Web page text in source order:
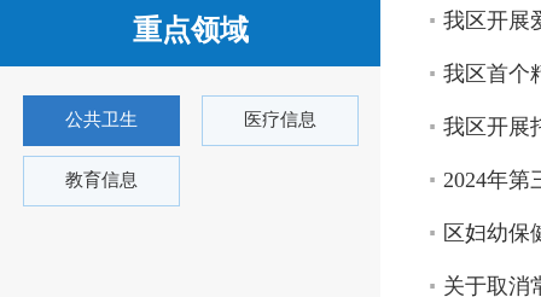
重点领域
公共卫生 医疗信息
教育信息
我区开展
我区首个
我区开展
2024年第
区妇幼保
关于取消